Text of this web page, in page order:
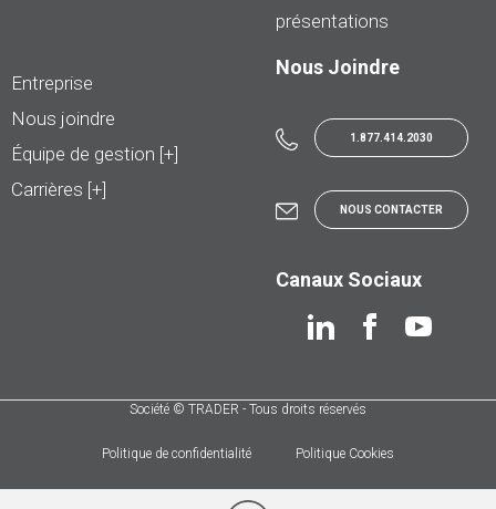
présentations
Entreprise
Nous joindre
Équipe de gestion [+]
Carrières [+]
Nous Joindre
1.877.414.2030
NOUS CONTACTER
Canaux Sociaux
Société © TRADER - Tous droits réservés
Politique de confidentialité Politique Cookies